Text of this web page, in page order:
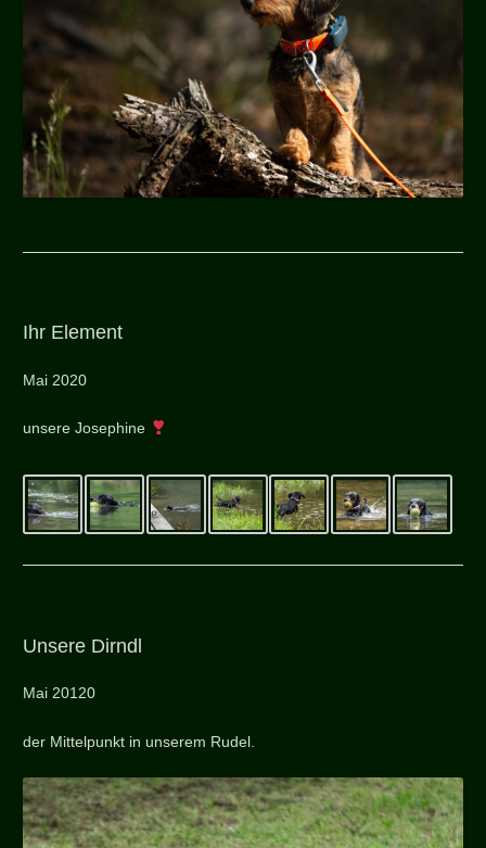
Ihr Element
Mai 2020
unsere Josephine
Unsere Dirndl
Mai 20120
der Mittelpunkt in unserem Rudel.